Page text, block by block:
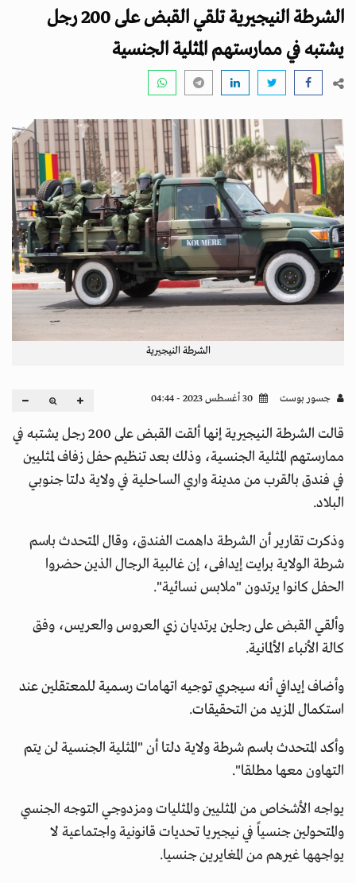
i
g
a
n
الشرطة النيجيرية تلقي القبض على 200 رجل
يشتبه في ممارستهم المثلية الجنسية
الشرطة النيجيرية
جسور بوست
قالت الشرطة النيجيرية إنها ألقت القبض على 200 رجل يشتبه في
ممارستهم المثلية الجنسية، وذلك بعد تنظيم حفل زفاف لمثليين
في فندق بالقرب من مدينة واري الساحلية في ولاية دلتا جنوبي
البلاد.
وذكرت تقارير أن الشرطة داهمت الفندق، وقال المتحدث باسم
شرطة الولاية برايت إيدافى، إن غالبية الرجال الذين حضروا
الحفل كانوا يرتدون "ملابس نسائية".
وألقي القبض على رجلين يرتديان زي العروس والعريس، وفق
كالة الأنباء الألمانية.
وأضاف إيدافي أنه سيجري توجيه اتهامات رسمية للمعتقلين عند
استكمال المزيد من التحقيقات.
وأكد المتحدث باسم شرطة ولاية دلتا أن "المثلية الجنسية لن يتم
التهاون معها مطلقا".
يواجه الأشخاص من المثليين والمثليات ومزدوجي التوجه الجنسي
والمتحولين جنسياً في نيجيريا تحديات قانونية واجتماعية لا
يواجهها غيرهم من المغايرين جنسيا.